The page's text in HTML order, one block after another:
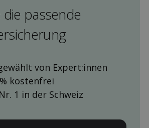
die pas­sende
von Expert:innen
kostenfrei
1 in der Schweiz